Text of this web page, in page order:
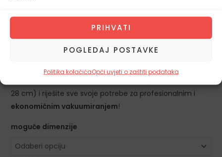
PRIHVATI
POGLEDAJ POSTAVKE
Politika kolačićaOpći uvjeti o zaštiti podataka
Zamrzavanje:Idealna za dugoročnočuvanje
namirnica u zamrzivaču .
28 cm) i riješite sve svoje potrebe za profesionalnim i
ekonomičnim vakuumiranjem!
moguče dimenzije